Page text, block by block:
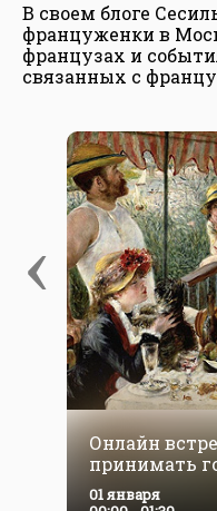
В своем блоге
француженки в
французах и
связанных с
‹
Онлайн
принимать
французски"
01 января